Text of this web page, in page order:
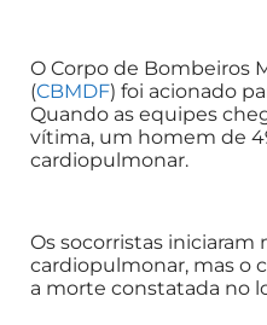
O Corpo de Bombeiros
(CBMDF) foi acionado
Quando as equipes
vítima, um homem de
cardiopulmonar.
Os socorristas iniciaram
cardiopulmonar, mas o
a morte constatada no